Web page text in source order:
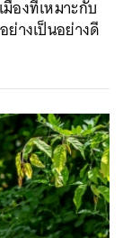
องที่เหมาะกับ
างเป็นอย่างดี